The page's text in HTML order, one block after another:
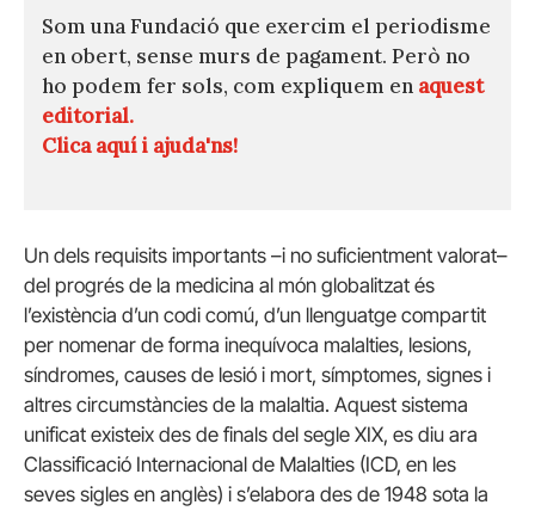
Som una Fundació que exercim el periodisme
en obert, sense murs de pagament. Però no
ho podem fer sols, com expliquem en aquest
editorial.
Clica aquí i ajuda'ns!
Un dels requisits importants –i no suficientment valorat–
del progrés de la medicina al món globalitzat és
l’existència d’un codi comú, d’un llenguatge compartit
per nomenar de forma inequívoca malalties, lesions,
síndromes, causes de lesió i mort, símptomes, signes i
altres circumstàncies de la malaltia. Aquest sistema
unificat existeix des de finals del segle XIX, es diu ara
Classificació Internacional de Malalties (ICD, en les
seves sigles en anglès) i s’elabora des de 1948 sota la